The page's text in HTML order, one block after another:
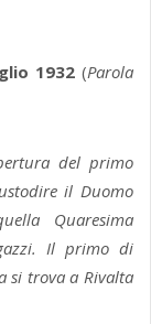
1932 (Parola
del primo
il Duomo
Quaresima
Il primo di
si trova a Rivalta